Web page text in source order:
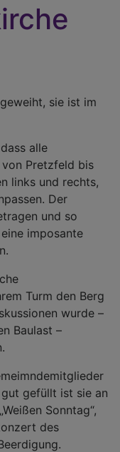
sie ist im
alle
von Pretzfeld bis
links und rechts,
Der
und so
imposante
Turm den Berg
wurde –
Baulast –
gut gefüllt ist sie an
Sonntag“,
des